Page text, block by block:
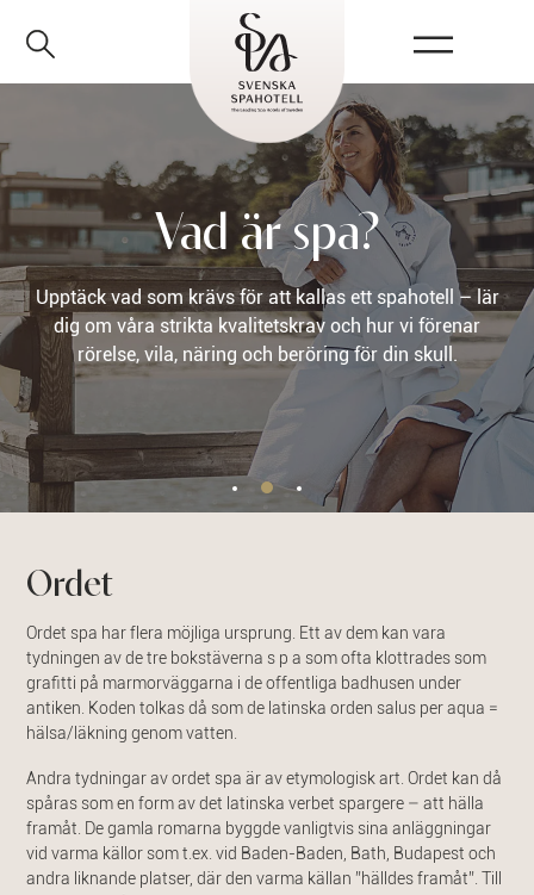
Vad är spa?
Upptäck vad som krävs för att kallas ett spahotell – lär
dig om våra strikta kvalitetskrav och hur vi förenar
rörelse, vila, näring och beröring för din skull.
Ordet
Ordet spa har flera möjliga ursprung. Ett av dem kan vara
tydningen av de tre bokstäverna s p a som ofta klottrades som
grafitti på marmorväggarna i de offentliga badhusen under
antiken. Koden tolkas då som de latinska orden salus per aqua =
hälsa/läkning genom vatten.
Andra tydningar av ordet spa är av etymologisk art. Ordet kan då
spåras som en form av det latinska verbet spargere – att hälla
framåt. De gamla romarna byggde vanligtvis sina anläggningar
vid varma källor som t.ex. vid Baden-Baden, Bath, Budapest och
andra liknande platser, där den varma källan ”hälldes framåt”. Till